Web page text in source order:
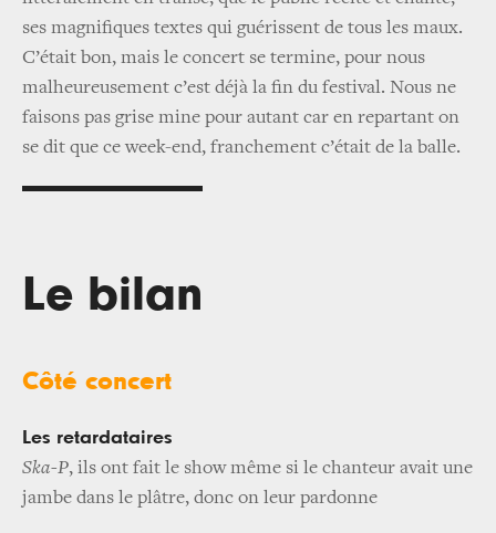
ses magnifiques textes qui guérissent de tous les maux.
C’était bon, mais le concert se termine, pour nous
malheureusement c’est déjà la fin du festival. Nous ne
faisons pas grise mine pour autant car en repartant on
se dit que ce week-end, franchement c’était de la balle.
Le bilan
Côté concert
Les retardataires
Ska-P, ils ont fait le show même si le chanteur avait une
jambe dans le plâtre, donc on leur pardonne